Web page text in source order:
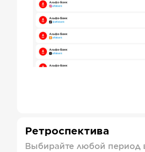
Ретроспектива
Выбирайте любой период